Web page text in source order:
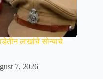
लाखांचे सोन्याचे
7, 2026